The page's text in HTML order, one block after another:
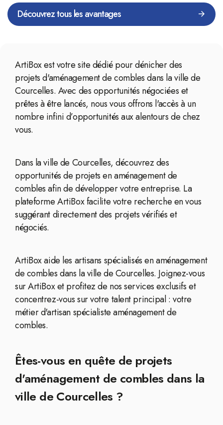
Découvrez tous les avantages
ArtiBox est votre site dédié pour dénicher des
projets d'aménagement de combles dans la ville de
Courcelles. Avec des opportunités négociées et
prêtes à être lancés, nous vous offrons l'accès à un
nombre infini d’opportunités aux alentours de chez
vous.
Dans la ville de Courcelles, découvrez des
opportunités de projets en aménagement de
combles afin de développer votre entreprise. La
plateforme ArtiBox facilite votre recherche en vous
suggérant directement des projets vérifiés et
négociés.
ArtiBox aide les artisans spécialisés en aménagement
de combles dans la ville de Courcelles. Joignez-vous
sur ArtiBox et profitez de nos services exclusifs et
concentrez-vous sur votre talent principal : votre
métier d'artisan spécialiste aménagement de
combles.
Êtes-vous en quête de projets
d'aménagement de combles dans la
ville de Courcelles ?